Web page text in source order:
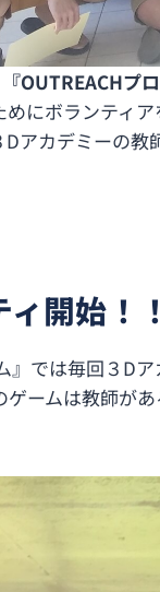
『OUTREACHプ
にボランティ
アカデミーの
開始！！
』では毎回３
ームは教師が